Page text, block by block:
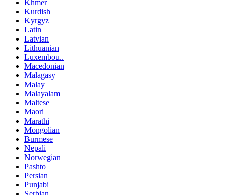
Khmer
Kurdish
Kyrgyz
Latin
Latvian
Lithuanian
Luxembou..
Macedonian
Malagasy
Malay
Malayalam
Maltese
Maori
Marathi
Mongolian
Burmese
Nepali
Norwegian
Pashto
Persian
Punjabi